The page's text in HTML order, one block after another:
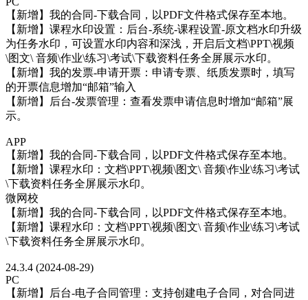
【新增】我的合同-下载合同，以PDF文件格式保存至本地。
【新增】课程水印设置：后台-系统-课程设置-原文档水印升级
为任务水印，可设置水印内容和深浅，开启后文档\PPT\视频
\图文\ 音频\作业\练习\考试\下载资料任务全屏展示水印。
【新增】我的发票-申请开票：申请专票、纸质发票时，填写
的开票信息增加“邮箱”输入
【新增】后台-发票管理：查看发票申请信息时增加“邮箱”展
示。
APP
【新增】我的合同-下载合同，以PDF文件格式保存至本地。
【新增】课程水印：文档\PPT\视频\图文\ 音频\作业\练习\考试
\下载资料任务全屏展示水印。
微网校
【新增】我的合同-下载合同，以PDF文件格式保存至本地。
【新增】课程水印：文档\PPT\视频\图文\ 音频\作业\练习\考试
\下载资料任务全屏展示水印。
24.3.4 (2024-08-29)
PC
【新增】后台-电子合同管理：支持创建电子合同，对合同进